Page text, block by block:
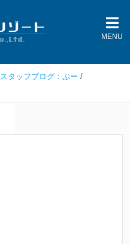
MENU
スタッフブログ：ぷー /